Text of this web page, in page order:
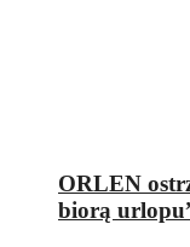
ORLEN
biorą